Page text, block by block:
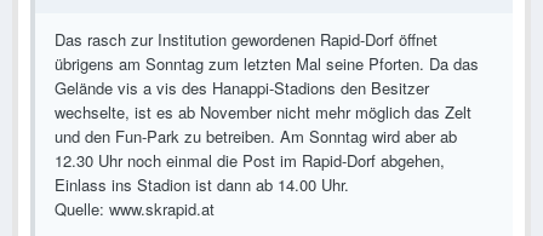
Das rasch zur Institution gewordenen Rapid-Dorf öffnet
übrigens am Sonntag zum letzten Mal seine Pforten. Da das
Gelände vis a vis des Hanappi-Stadions den Besitzer
wechselte, ist es ab November nicht mehr möglich das Zelt
und den Fun-Park zu betreiben. Am Sonntag wird aber ab
12.30 Uhr noch einmal die Post im Rapid-Dorf abgehen,
Einlass ins Stadion ist dann ab 14.00 Uhr.
Quelle: www.skrapid.at